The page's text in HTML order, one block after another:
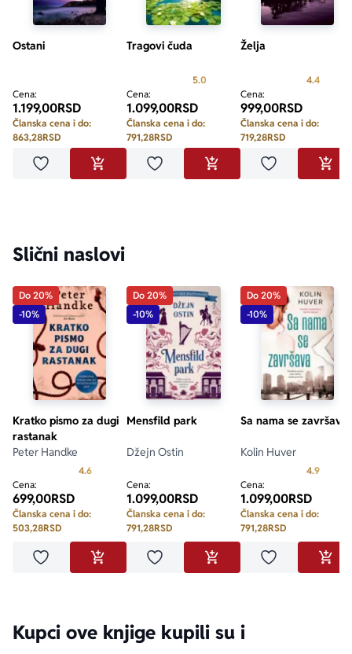
Ostani
Cena:
1.199,00RSD
Članska cena i do:
863,28RSD
Dodaj u omiljeneDODAJ U KORPU
Tragovi čuda
5.0 Prosecna ocena je 5.0 od 5
Cena:
1.099,00RSD
Članska cena i do:
791,28RSD
Dodaj u omiljeneDODAJ U KORPU
Želja
4.4
Cena:
999,00RSD
Članska cena i do:
719,28RSD
Dodaj u
Slični naslovi
Do 20%
-10%
Kratko pismo za dugi
rastanak
Peter Handke
4.6Prosecna ocena je 4.6 od 5
Cena:
699,00RSD
Članska cena i do:
503,28RSD
Dodaj u omiljeneDODAJ U KORPU
Do 20%
-10%
Mensfild park
Džejn Ostin
Cena:
1.099,00RSD
Članska cena i do:
791,28RSD
Dodaj u omiljeneDODAJ U KORPU
Do 20%
-10%
Sa nama se završava
Kolin Huver
4.9
Cena:
1.099,00RSD
Članska cena i do:
791,28RSD
Dodaj u
Kupci ove knjige kupili su i